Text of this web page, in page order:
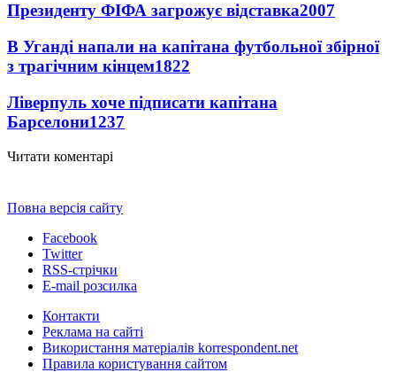
Президенту ФІФА загрожує відставка2007
В Уганді напали на капітана футбольної збірної
з трагічним кінцем1822
Ліверпуль хоче підписати капітана
Барселони1237
Читати коментарі
Повна версія сайту
Facebook
Twitter
RSS-стрічки
E-mail розсилка
Контакти
Реклама на сайті
Використання матеріалів korrespondent.net
Правила користування сайтом